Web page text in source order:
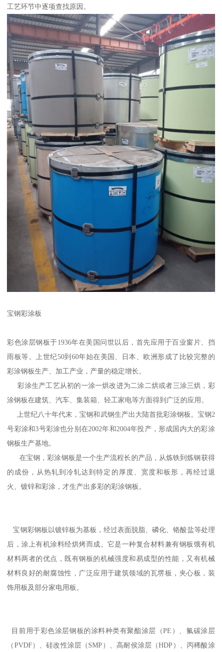
工艺环节中逐项查找原因。
宝钢彩涂板
彩色涂层钢板于1936年在美国问世以后，首先应用于百业窗片、挡
雨板等。上世纪50到60年始在美国、日本、欧洲形成了比较完整的
彩涂钢板生产、加工产业，产量的稳定增长。
彩涂生产工艺从初的一涂一烘改进为二涂二烘或者三涂三烘，彩
涂钢板在建筑、汽车、集装箱、轻工家电等方面得到广泛的应用。
上世纪八十年代末，宝钢和武钢生产出大陆首批彩涂钢板。宝钢2
号彩涂和3号彩涂也分别在2002年和2004年投产，形成国内大的彩涂
钢板生产基地。
在宝钢，彩涂钢板是一个生产流程长的产品，从炼铁到炼钢获得
的成份，从热轧到冷轧达到特定的厚度、宽度和板形，再经过退
火、镀锌和彩涂，才生产出多彩的彩涂钢板。
宝钢彩钢板以镀锌板为基板，经过表面脱脂、磷化、铬酸盐等处理
后，涂上有机涂料经烘烤而成。它是一种复合材料兼有钢板饿有机
材料两者的优点，既有钢板的机械强度和易成型的性能，又有机械
材料良好的耐腐蚀性，广泛应用于建筑领域的瓦塄板，夹心板，装
饰用板及部分家电用板。
目前用于彩色涂层钢板的涂料种类有聚酯涂层（PE）、氟碳涂层
（PVDF）、硅改性涂层（SMP）、高耐侯涂层（HDP）、丙稀酸涂